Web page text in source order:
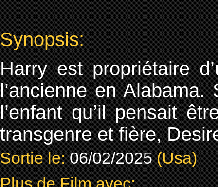
Synopsis:
Harry est propriétaire
l’ancienne en
l’enfant qu’il pensait
transgenre et fière,
Sortie le: 06/02/2025 (Usa)
Plus de Film avec: